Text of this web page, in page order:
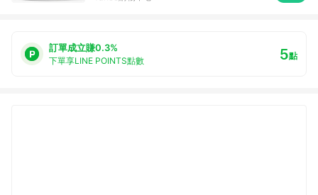
訂單成立賺0.3%
下單享LINE POINTS點數 5點